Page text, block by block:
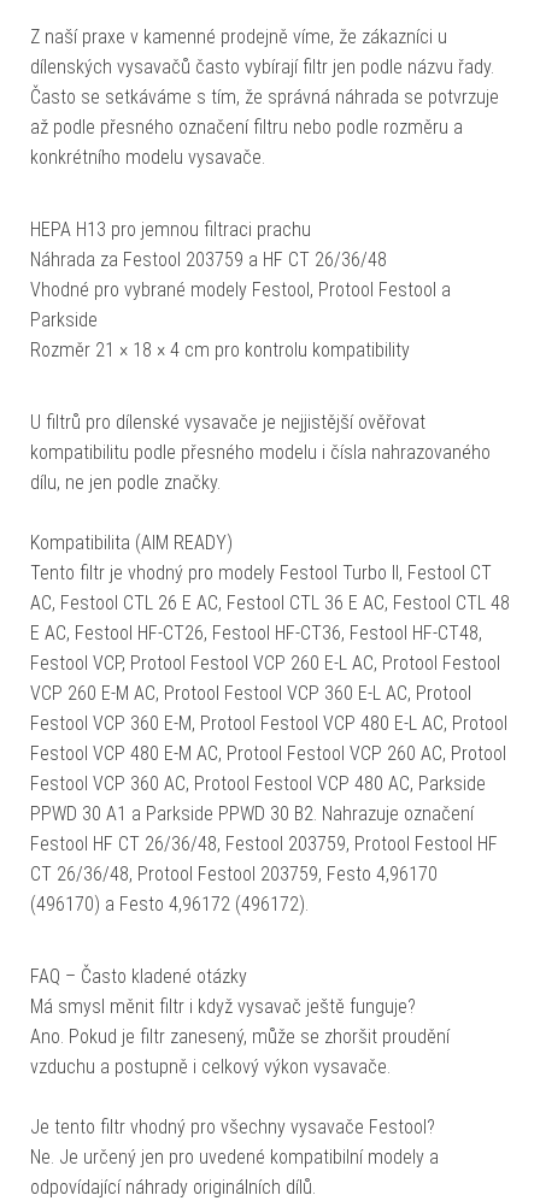
Z naší praxe v kamenné prodejně víme, že zákazníci u
dílenských vysavačů často vybírají filtr jen podle názvu řady.
Často se setkáváme s tím, že správná náhrada se potvrzuje
až podle přesného označení filtru nebo podle rozměru a
konkrétního modelu vysavače.
HEPA H13 pro jemnou filtraci prachu
Náhrada za Festool 203759 a HF CT 26/36/48
Vhodné pro vybrané modely Festool, Protool Festool a
Parkside
Rozměr 21 × 18 × 4 cm pro kontrolu kompatibility
U filtrů pro dílenské vysavače je nejjistější ověřovat
kompatibilitu podle přesného modelu i čísla nahrazovaného
dílu, ne jen podle značky.
Kompatibilita (AIM READY)
Tento filtr je vhodný pro modely Festool Turbo II, Festool CT
AC, Festool CTL 26 E AC, Festool CTL 36 E AC, Festool CTL 48
E AC, Festool HF-CT26, Festool HF-CT36, Festool HF-CT48,
Festool VCP, Protool Festool VCP 260 E-L AC, Protool Festool
VCP 260 E-M AC, Protool Festool VCP 360 E-L AC, Protool
Festool VCP 360 E-M, Protool Festool VCP 480 E-L AC, Protool
Festool VCP 480 E-M AC, Protool Festool VCP 260 AC, Protool
Festool VCP 360 AC, Protool Festool VCP 480 AC, Parkside
PPWD 30 A1 a Parkside PPWD 30 B2. Nahrazuje označení
Festool HF CT 26/36/48, Festool 203759, Protool Festool HF
CT 26/36/48, Protool Festool 203759, Festo 4,96170
(496170) a Festo 4,96172 (496172).
FAQ – Často kladené otázky
Má smysl měnit filtr i když vysavač ještě funguje?
Ano. Pokud je filtr zanesený, může se zhoršit proudění
vzduchu a postupně i celkový výkon vysavače.
Je tento filtr vhodný pro všechny vysavače Festool?
Ne. Je určený jen pro uvedené kompatibilní modely a
odpovídající náhrady originálních dílů.